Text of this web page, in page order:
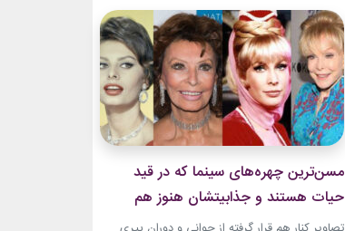
روزمره شده است. استایل تابستانی با ژیله زنانه به
یکی از ترندهای محبوب فصل تبدیل شده؛ چون هم
ظاهری شیک...
مسن‌ترین چهره‌های سینما که در قید
حیات هستند و جذابیتشان هنوز هم
باقیست!